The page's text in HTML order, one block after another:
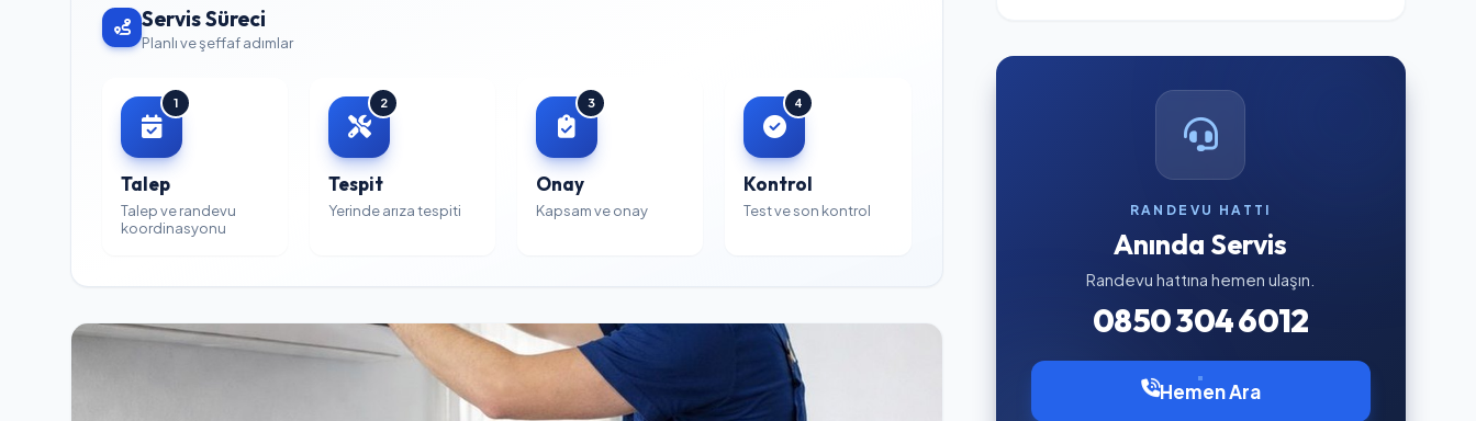
Servis Süreci
Planlı ve şeffaf adımlar
1
Talep
Talep ve randevu
koordinasyonu
2
Tespit
Yerinde arıza tespiti
3
Onay
Kapsam ve onay
4
Kontrol
Test ve son kontrol RANDEVU HATTI
Anında Servis
Randevu hattına hemen ulaşın.
0850 304 6012
Hemen Ara